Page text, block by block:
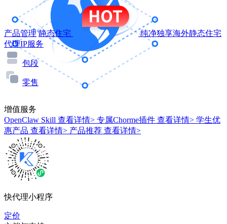
产品管理 静态住宅
纯净独享海外静态住宅
代理IP服务
包段
零售
增值服务
OpenClaw Skill 查看详情> 专属Chorme插件 查看详情> 学生优
惠产品 查看详情> 产品推荐 查看详情>
快代理小程序
定价